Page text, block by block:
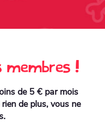
!
de 5 € par mois
de plus, vous ne